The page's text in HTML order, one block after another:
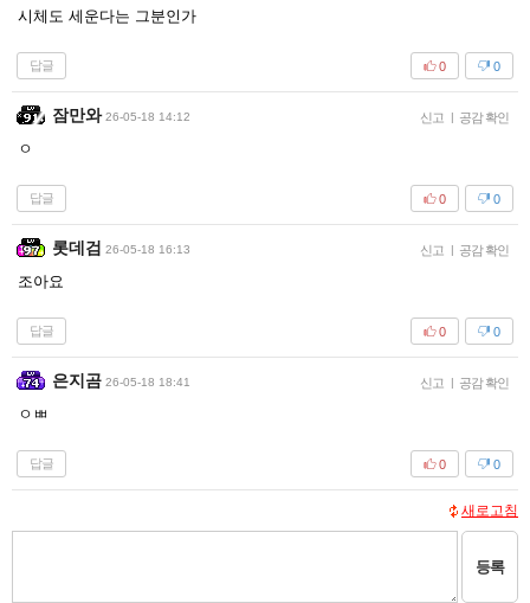
시체도 세운다는 그분인가
답글 0
0
잠만와 26-05-18 14:12 신고 | 공감 확인
ㅇ
답글 0
0
롯데검 26-05-18 16:13 신고 | 공감 확인
조아요
답글 0
0
은지곰 26-05-18 18:41 신고 | 공감 확인
ㅇㅃ
답글 0
0
새로고침
등록